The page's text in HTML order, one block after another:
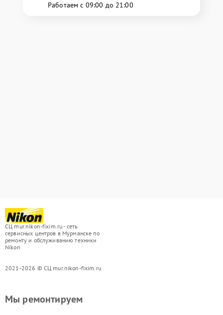
Работаем с 09:00 до 21:00
СЦ mur.nikon-fixim.ru - сеть
сервисных центров в Мурманске по
ремонту и обслуживанию техники
Nikon
2021-2026 © СЦ mur.nikon-fixim.ru
Мы ремонтируем